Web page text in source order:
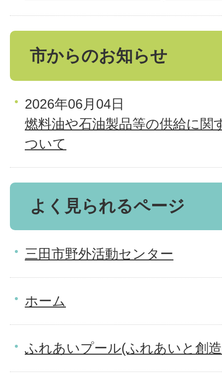
市からのお知らせ
2026年06月04日
燃料油や石油製品等の供給に関
ついて
よく見られるページ
三田市野外活動センター
ホーム
ふれあいプール(ふれあいと創